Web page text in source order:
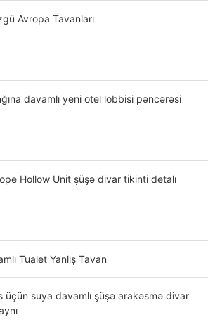
Avropa Tavanları
davamlı yeni otel lobbisi pəncərəsi
Hollow Unit şüşə divar tikinti detalı
Tualet Yanlış Tavan
üçün suya davamlı şüşə arakəsmə divar